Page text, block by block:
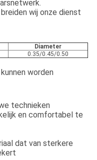
wij onze dienst
Diameter
0.35/0.45/0.50
worden
technieken
en comfortabel te
dat van sterkere